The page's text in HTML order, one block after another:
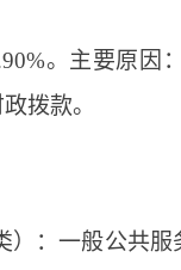
。主要原因
拨款。
：一般公共服